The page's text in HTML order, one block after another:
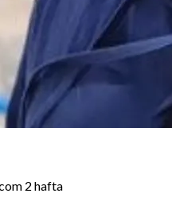
2 hafta
Faik Paşa grup başkanı
öğretmen çocuğu
2 hafta